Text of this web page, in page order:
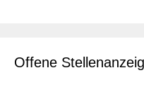
Offene